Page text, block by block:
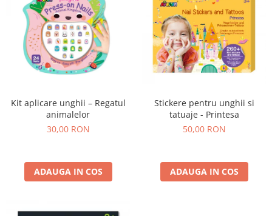
Kit aplicare unghii – Regatul
animalelor
30,00 RON
ADAUGA IN COS
Stickere pentru unghii si
tatuaje - Printesa
50,00 RON
ADAUGA IN COS